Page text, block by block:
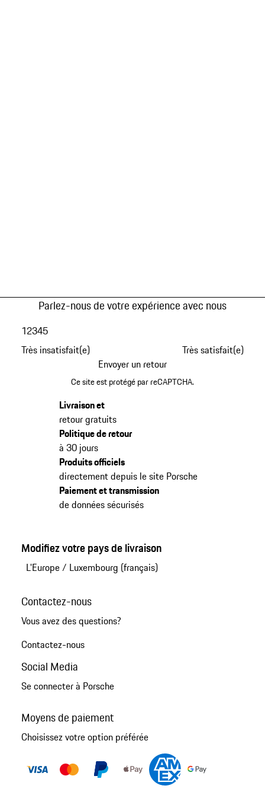
Parlez-nous de votre expérience avec nous
Très insatisfait(e)
12345
Très satisfait(e)
Envoyer un retour
Ce site est protégé par reCAPTCHA.
Livraison et
retour gratuits
Politique de retour
à 30 jours
Produits officiels
directement depuis le site Porsche
Paiement et transmission
de données sécurisés
Modifiez votre pays de livraison
L'Europe/ Luxembourg (français)
Contactez-nous
Vous avez des questions?
Contactez-nous
Social Media
Se connecter à Porsche
Moyens de paiement
Choisissez votre option préférée